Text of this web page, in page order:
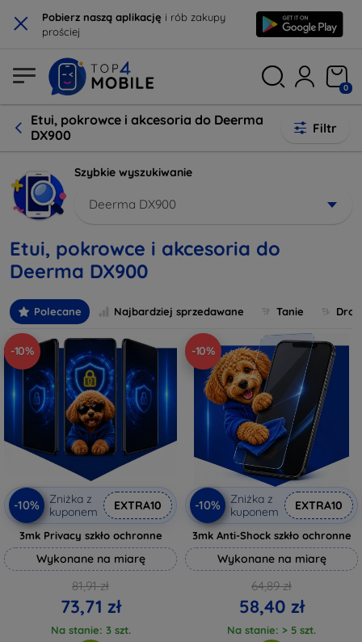
× Pobierz naszą aplikację i rób zakupy
prościej
0
Etui, pokrowce i akcesoria do Deerma
DX900
Filtr
Szybkie wyszukiwanie
Deerma DX900
Etui, pokrowce i akcesoria do
Deerma DX900
Polecane Najbardziej sprzedawane Tanie
-10%
-10%
Zniżka z
kuponem
EXTRA10
3mk Privacy szkło ochronne
Wykonane na miarę
81,91 zł
73,71 zł
Na stanie: 3 szt.
-10%
-10%
Zniżka z
kuponem
EXTRA10
3mk Anti-Shock szkło ochronne
Wykonane na miarę
64,89 zł
58,40 zł
Na stanie: > 5 szt.